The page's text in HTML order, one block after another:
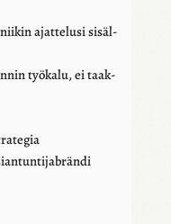
ajat­te­lusi sisäl­
työkalu, ei taak­